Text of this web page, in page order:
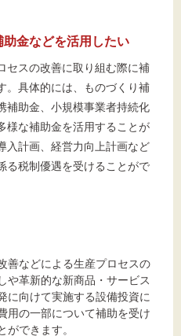
金などを活用したい
セスの改善に取り組む際に補
。具体的には、ものづくり補
補助金、小規模事業者持続化
様な補助金を活用することが
入計画、経営力向上計画など
る税制優遇を受けることがで
善などによる生産プロセスの
や革新的な新商品・サービス
に向けて実施する設備投資に
用の一部について補助を受け
ができます。